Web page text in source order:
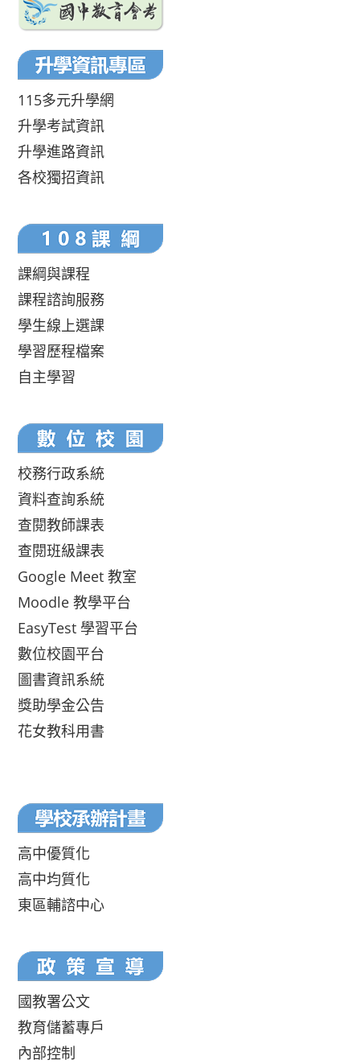
115多元升學網
升學考試資訊
升學進路資訊
各校獨招資訊
課綱與課程
課程諮詢服務
學生線上選課
學習歷程檔案
自主學習
校務行政系統
資料查詢系統
查閱教師課表
查閱班級課表
Google Meet 教室
Moodle 教學平台
EasyTest 學習平台
數位校園平台
圖書資訊系統
獎助學金公告
花女教科用書
高中優質化
高中均質化
東區輔諮中心
國教署公文
教育儲蓄專戶
內部控制